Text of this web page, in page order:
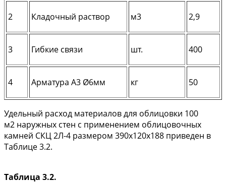
2 Кладочный раствор м3 2,9
3 Гибкие связи шт. 400
4 Арматура А3 Ø6мм кг 50
Удельный расход материалов для облицовки 100
м2 наружных стен с применением облицовочных
камней СКЦ 2Л-4 размером 390х120х188 приведен в
Таблице 3.2.
Таблица 3.2.